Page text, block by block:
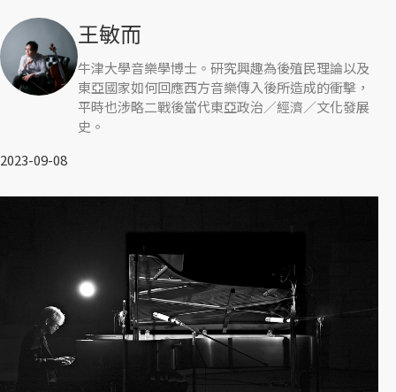
王敏而
牛津大學音樂學博士。研究興趣為後殖民理論以及
東亞國家如何回應西方音樂傳入後所造成的衝擊，
平時也涉略二戰後當代東亞政治／經濟／文化發展
史。
2023-09-08